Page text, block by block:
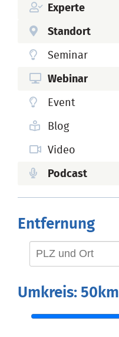
Experte
Standort
Seminar
Webinar
Event
Blog
Video
Podcast
Entfernung
Umkreis: 50km